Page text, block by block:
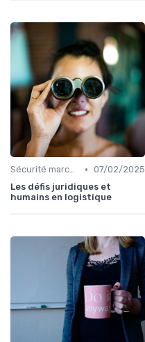
Sécurité marchandises • 07/02/2025
Les défis juridiques et
humains en logistique